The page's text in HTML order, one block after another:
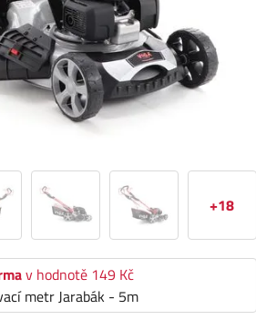
+18
v hodnotě 149 Kč
metr Jarabák - 5m